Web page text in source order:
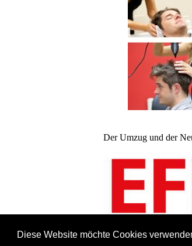
Diese Website möchte Cookies
Der Umzug und der